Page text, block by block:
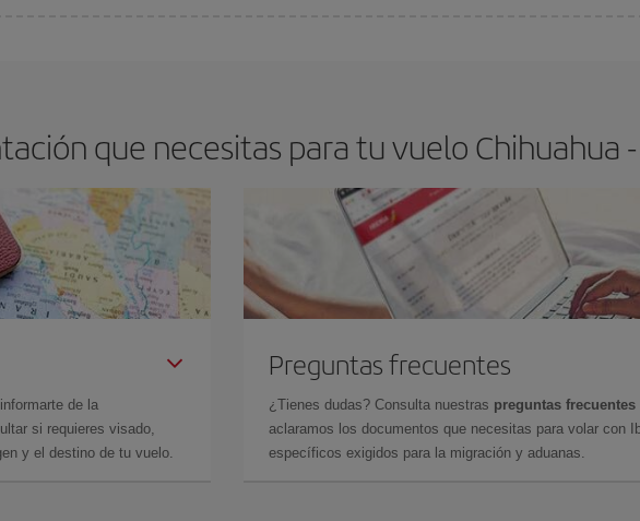
que necesitas para tu vuelo Chihuahua
de la
si requieres visado,
y el destino de tu vuelo.
Preguntas frecuentes
¿Tienes dudas? Consulta nuestras preguntas
aclaramos los documentos que necesitas para volar con
específicos exigidos para la migración y aduanas.